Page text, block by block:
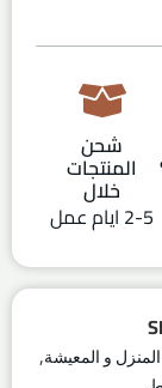
شحن
المنتجات
خلال
2-5 ايام عمل
المنزل و المعيشة,